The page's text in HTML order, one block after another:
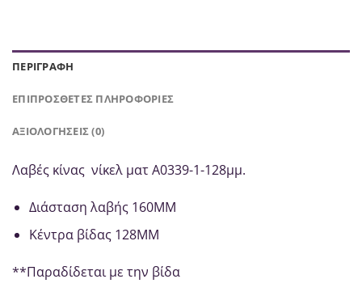
ΠΕΡΙΓΡΑΦΉ
ΕΠΙΠΡΌΣΘΕΤΕΣ ΠΛΗΡΟΦΟΡΊΕΣ
ΑΞΙΟΛΟΓΉΣΕΙΣ (0)
Λαβές κίνας νίκελ ματ Α0339-1-128μμ.
Διάσταση λαβής 160ΜΜ
Κέντρα βίδας 128ΜΜ
**Παραδίδεται με την βίδα